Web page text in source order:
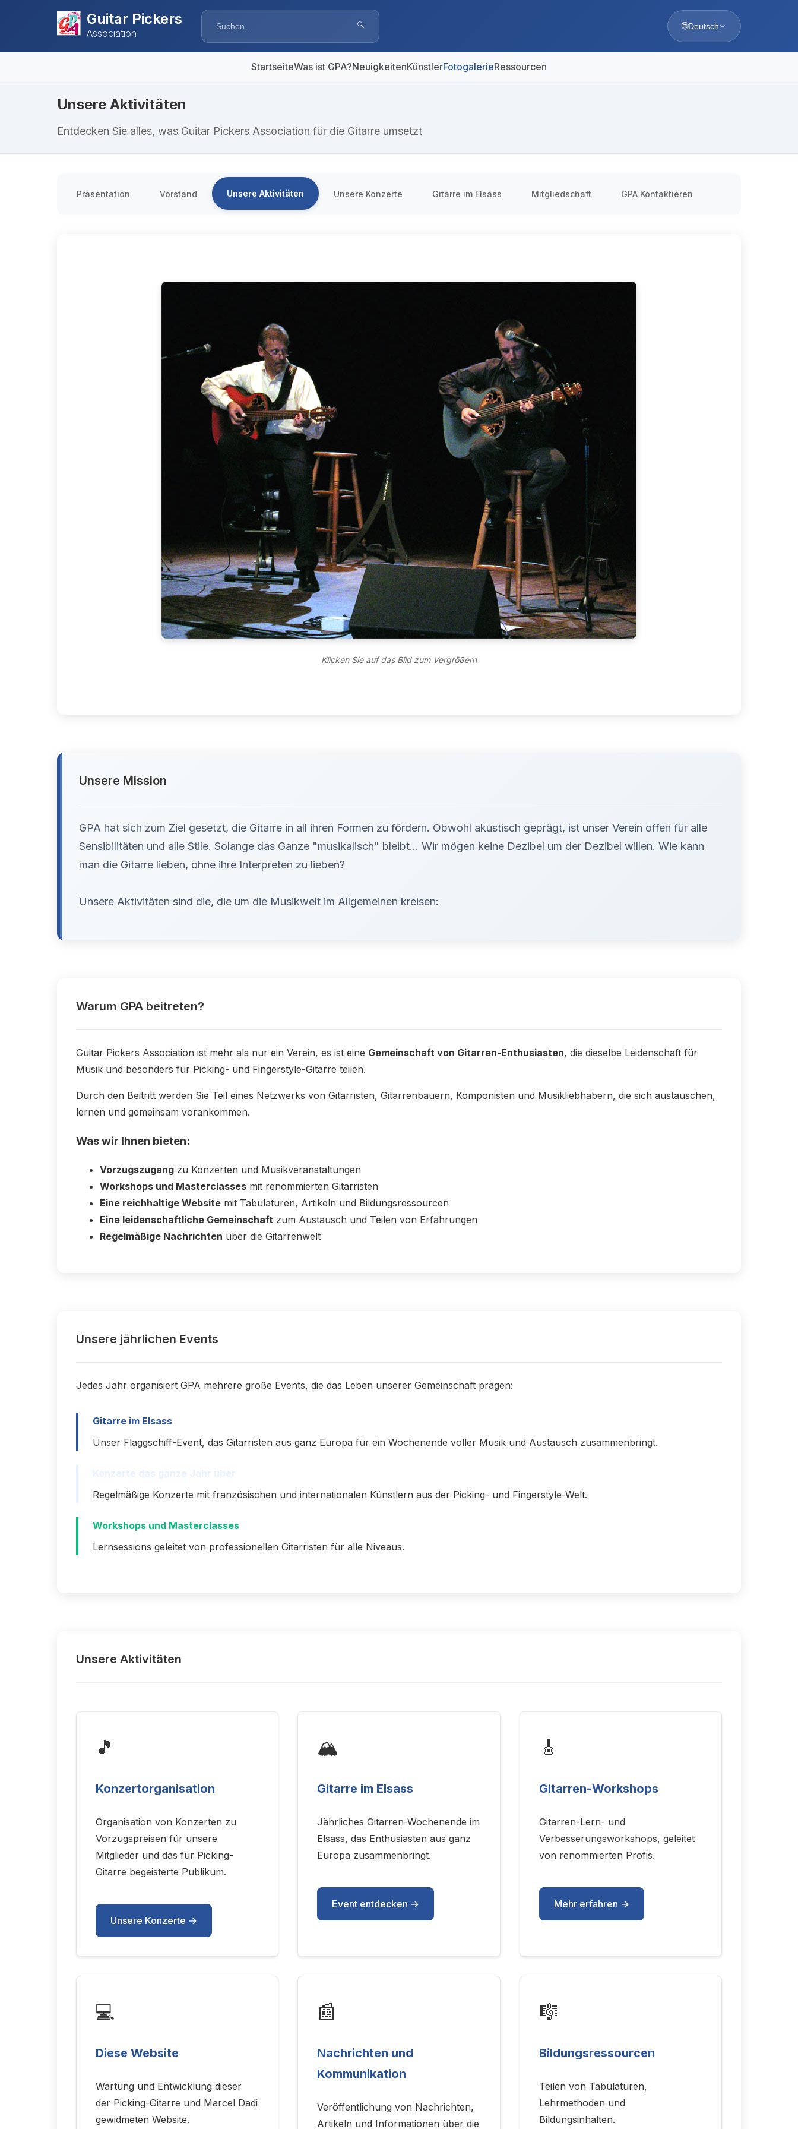
Guitar Pickers
Association
🔍 🌐Deutsch
StartseiteWas ist GPA?NeuigkeitenKünstlerFotogalerieRessourcen
Unsere Aktivitäten
Entdecken Sie alles, was Guitar Pickers Association für die Gitarre umsetzt
Präsentation Vorstand Unsere Aktivitäten Unsere Konzerte Gitarre im Elsass Mitgliedschaft GPA Kontaktieren
Klicken Sie auf das Bild zum Vergrößern
Unsere Mission
GPA hat sich zum Ziel gesetzt, die Gitarre in all ihren Formen zu fördern. Obwohl akustisch geprägt, ist unser Verein offen für alle
Sensibilitäten und alle Stile. Solange das Ganze "musikalisch" bleibt... Wir mögen keine Dezibel um der Dezibel willen. Wie kann
man die Gitarre lieben, ohne ihre Interpreten zu lieben?
Unsere Aktivitäten sind die, die um die Musikwelt im Allgemeinen kreisen:
Warum GPA beitreten?
Guitar Pickers Association ist mehr als nur ein Verein, es ist eine Gemeinschaft von Gitarren-Enthusiasten, die dieselbe Leidenschaft für
Musik und besonders für Picking- und Fingerstyle-Gitarre teilen.
Durch den Beitritt werden Sie Teil eines Netzwerks von Gitarristen, Gitarrenbauern, Komponisten und Musikliebhabern, die sich austauschen,
lernen und gemeinsam vorankommen.
Was wir Ihnen bieten:
Vorzugszugang zu Konzerten und Musikveranstaltungen
Workshops und Masterclasses mit renommierten Gitarristen
Eine reichhaltige Website mit Tabulaturen, Artikeln und Bildungsressourcen
Eine leidenschaftliche Gemeinschaft zum Austausch und Teilen von Erfahrungen
Regelmäßige Nachrichten über die Gitarrenwelt
Unsere jährlichen Events
Jedes Jahr organisiert GPA mehrere große Events, die das Leben unserer Gemeinschaft prägen:
Gitarre im Elsass
Unser Flaggschiff-Event, das Gitarristen aus ganz Europa für ein Wochenende voller Musik und Austausch zusammenbringt.
Regelmäßige Konzerte mit französischen und internationalen Künstlern aus der Picking- und Fingerstyle-Welt.
Workshops und Masterclasses
Lernsessions geleitet von professionellen Gitarristen für alle Niveaus.
Unsere Aktivitäten
🎵
Konzertorganisation
Organisation von Konzerten zu
Vorzugspreisen für unsere
Mitglieder und das für Picking-
Gitarre begeisterte Publikum.
Unsere Konzerte →
🏔️
Gitarre im Elsass
Jährliches Gitarren-Wochenende im
Elsass, das Enthusiasten aus ganz
Europa zusammenbringt.
Event entdecken →
🎸
Gitarren-Workshops
Gitarren-Lern- und
Verbesserungsworkshops, geleitet
von renommierten Profis.
Mehr erfahren →
💻
Diese Website
Wartung und Entwicklung dieser
der Picking-Gitarre und Marcel Dadi
gewidmeten Website.
📰
Nachrichten und
Kommunikation
Veröffentlichung von Nachrichten,
Artikeln und Informationen über die
🎼
Bildungsressourcen
Teilen von Tabulaturen,
Lehrmethoden und
Bildungsinhalten.